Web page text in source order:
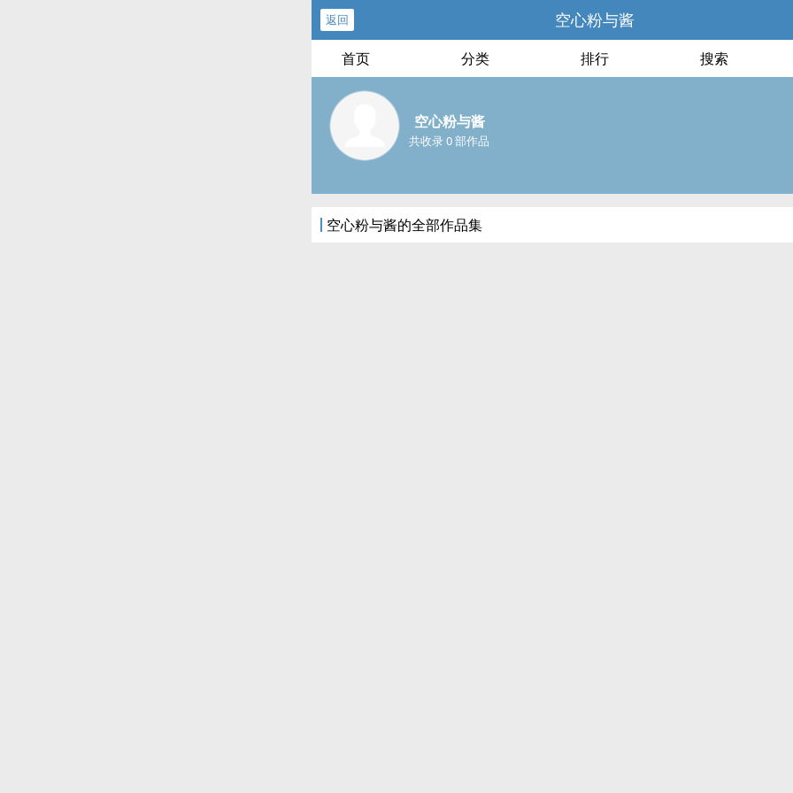
返回 空心粉与酱
首页 分类 排行 搜索
空心粉与酱
共收录 0 部作品
空心粉与酱的全部作品集